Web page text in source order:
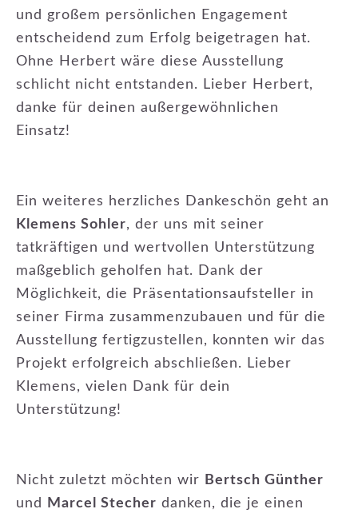
und großem persönlichen Engagement
entscheidend zum Erfolg beigetragen hat.
Ohne Herbert wäre diese Ausstellung
schlicht nicht entstanden. Lieber Herbert,
danke für deinen außergewöhnlichen
Einsatz!
Ein weiteres herzliches Dankeschön geht an
Klemens Sohler, der uns mit seiner
tatkräftigen und wertvollen Unterstützung
maßgeblich geholfen hat. Dank der
Möglichkeit, die Präsentationsaufsteller in
seiner Firma zusammenzubauen und für die
Ausstellung fertigzustellen, konnten wir das
Projekt erfolgreich abschließen. Lieber
Klemens, vielen Dank für dein
Unterstützung!
Nicht zuletzt möchten wir
Bertsch Günther
und
Marcel Stecher danken, die je einen